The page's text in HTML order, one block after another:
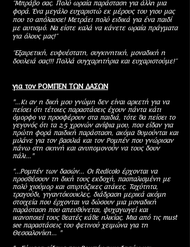
“Μπράβο σας. Πολύ ωραία παράσταση για άλλη μια
φορά. Ένα μεγάλο ευχαριστώ εκ μέρους του γιου μας
που το απόλαυσε! Μετράει πολύ ειδικά για ένα παιδί
με αυτισμό. Να είστε καλά να κάνετε ωραία πράγματα
για όλους μας!”
“Εξαιρετική, ευφυέστατη, συγκινητική, μοναδική η
δουλειά σας!!! Πολλά συγχαρητήρια και ευχαριστούμε!”
για τον ΡΟΜΠΕΝ ΤΩΝ ΔΑΣΩΝ
"…Κι αν η δική μου γνώμη δεν είναι αρκετή για να
πείσει ότι τέτοιες παραστάσεις έχουν πάντα κάτι
όμορφο να προσφέρουν στα παιδιά, τότε θα πείσει το
γεγονός ότι τα 2,5 χρονών ανίψια μου, που είδαν για
πρώτη φορά παιδική παράσταση, ακόμα θυμούνται και
μιλάνε για τον βασιλιά και τον Ρομπέν που γνώρισαν
πάνω στη σκηνή και ανυπομονούν να τους δουν
πάλι…"
"...Ρομπέν των δασών... Οι Redicolo έρχονται να
προσθέσουν τη δική τους εκδοχή, πασπαλισμένη με
πολύ χιούμορ και σπιρτόζικες ατάκες. Ταχύτητα,
τραγούδι, γιγαντόκουκλες, διάδραση μερικά ακόμη
στοιχεία που έρχονται να δώσουν μια μοναδική
παράσταση που απευθύνεται, ψυχαγωγεί και
ικανοποιεί τους θεατές κάθε ηλικίας. Μια από τις must
see παραστάσεις του φετινού χειμώνα για τη
Θεσσαλονίκη… "